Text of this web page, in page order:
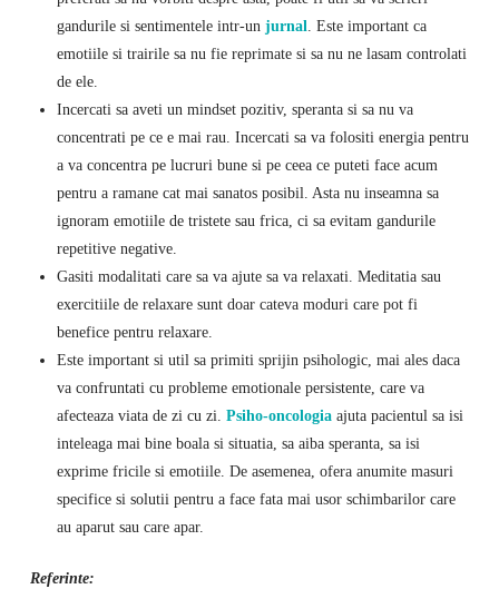
gandurile si sentimentele intr-un jurnal . Este important ca
emotiile si trairile sa nu fie reprimate si sa nu ne lasam controlati
de ele.
Incercati sa aveti un mindset pozitiv, speranta si sa nu va
concentrati pe ce e mai rau. Incercati sa va folositi energia pentru
a va concentra pe lucruri bune si pe ceea ce puteti face acum
pentru a ramane cat mai sanatos posibil. Asta nu inseamna sa
ignoram emotiile de tristete sau frica, ci sa evitam gandurile
repetitive negative.
Gasiti modalitati care sa va ajute sa va relaxati. Meditatia sau
exercitiile de relaxare sunt doar cateva moduri care pot fi
benefice pentru relaxare.
Este important si util sa primiti sprijin psihologic, mai ales daca
va confruntati cu probleme emotionale persistente, care va
afecteaza viata de zi cu zi. Psiho-oncologiaajuta pacientul sa isi
inteleaga mai bine boala si situatia, sa aiba speranta, sa isi
exprime fricile si emotiile. De asemenea, ofera anumite masuri
specifice si solutii pentru a face fata mai usor schimbarilor care
au aparut sau care apar.
Referinte: